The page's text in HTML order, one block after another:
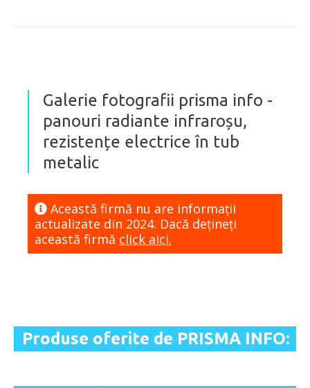
Galerie fotografii prisma info -
panouri radiante infraroșu,
rezistențe electrice în tub
metalic
Această firmă nu are informaţii
actualizate din 2024. Dacă dețineți
această firmă click aici.
Produse oferite de PRISMA INFO: